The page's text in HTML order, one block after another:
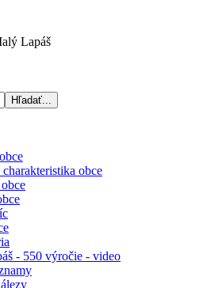
Lapáš
Hľadať...
obce
- 550 výročie - video